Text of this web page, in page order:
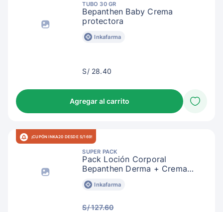
TUBO 30 GR
Bepanthen Baby Crema
protectora
Inkafarma
S/
S/ 28.40
Agregar al carrito
¡CUPÓN INKA20 DESDE S/169!
SUPER PACK
Pack Loción Corporal
Bepanthen Derma + Crema
Bepanthen Baby
Inkafarma
S/ 127.60